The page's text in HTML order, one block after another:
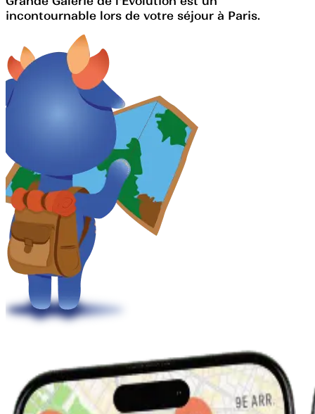
incontournable lors de votre séjour à Paris.